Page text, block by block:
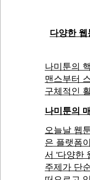
다양한
나미툰의
맨스부터
구체적인
나미툰의
오늘날 웹
은 플랫폼
서 '다양한
주제가 단